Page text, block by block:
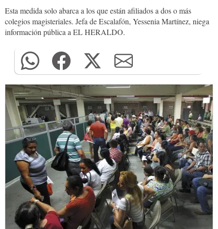
Esta medida solo abarca a los que están afiliados a dos o más
colegios magisteriales. Jefa de Escalafón, Yessenia Martínez, niega
información pública a EL HERALDO.